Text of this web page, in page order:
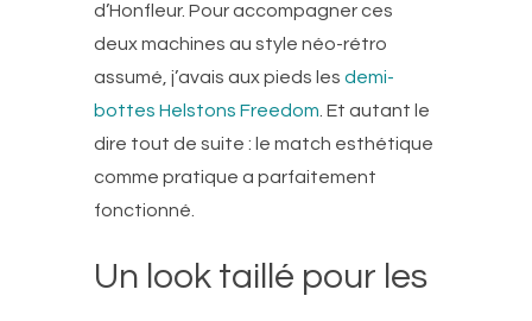
d’Honfleur. Pour accompagner ces
deux machines au style néo-rétro
assumé, j’avais aux pieds les demi-
bottes Helstons Freedom . Et autant le
dire tout de suite : le match esthétique
comme pratique a parfaitement
fonctionné.
Un look taillé pour les